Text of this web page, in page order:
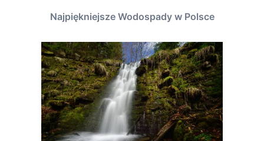
Najpiękniejsze Wodospady w Polsce